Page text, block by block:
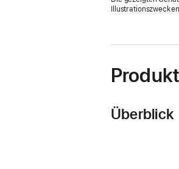
Illustrationszwecken.
Überblick